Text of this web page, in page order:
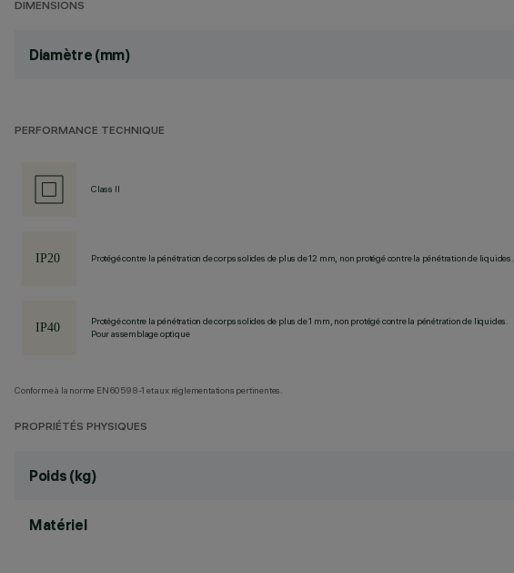
DIMENSIONS
Diamètre (mm)
PERFORMANCE TECHNIQUE
Class II
Protégé contre la pénétration de corps solides de plus de 12 mm, non protégé contre la pénétration de liquides.
Protégé contre la pénétration de corps solides de plus de 1 mm, non protégé contre la pénétration de liquides.
Pour assemblage optique
Conforme à la norme EN60598-1 et aux réglementations pertinentes.
PROPRIÉTÉS PHYSIQUES
Poids (kg)
Matériel